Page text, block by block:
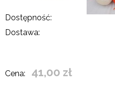
Dostępność:
Dostawa:
Cena: 41,00 zł